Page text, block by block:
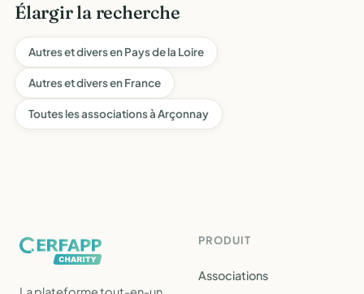
Élargir la recherche
Autres et divers en Pays de la Loire
Autres et divers en France
Toutes les associations à Arçonnay
PRODUIT
Associations